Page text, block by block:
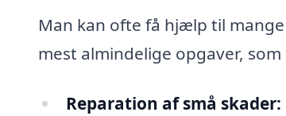
Man kan ofte få hjælp til
mest almindelige opgaver,
Reparation af små skader: